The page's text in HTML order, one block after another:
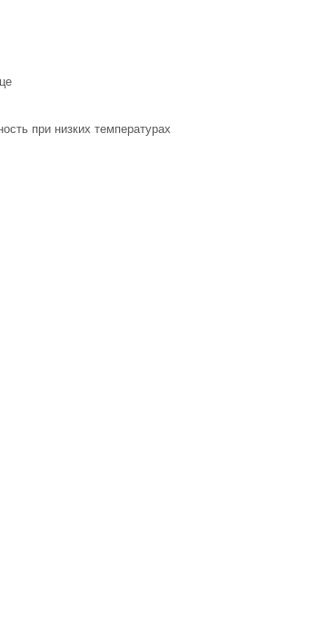
при низких температурах